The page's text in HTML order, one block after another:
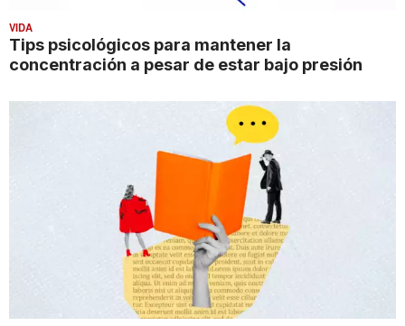
VIDA
Tips psicológicos para mantener la
concentración a pesar de estar bajo presión